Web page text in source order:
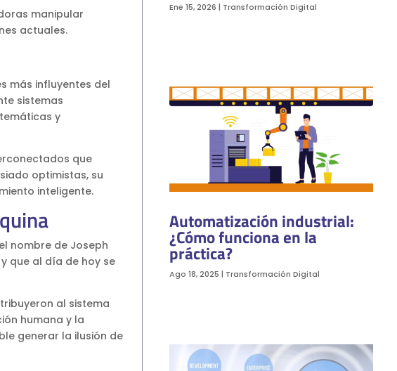
manipular
actuales.
más influyentes del
sistemas
y
que
optimistas, su
inteligente.
nombre de Joseph
que al día de hoy se
al sistema
humana y la
generar la ilusión de
Ene 15, 2026 | Transformación Digital
Automatización industrial:
¿Cómo funciona en la
práctica?
Ago 18, 2025 | Transformación Digital